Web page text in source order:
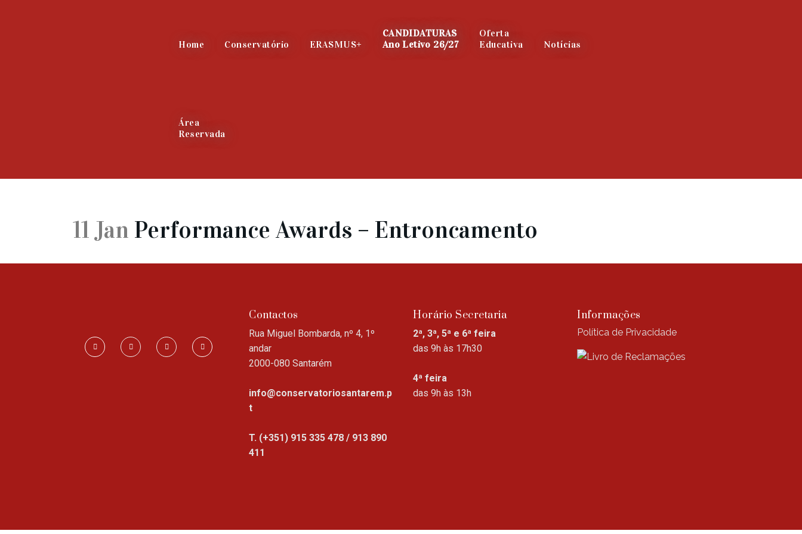
Home Conservatório ERASMUS+
CANDIDATURAS
Ano Letivo 26/27
Oferta
Educativa
Notícias
Área
Reservada
11 Jan Performance Awards – Entroncamento
Contactos
Rua Miguel Bombarda, nº 4, 1º
andar
2000-080 Santarém
info@conservatoriosantarem.p
t
T. (+351) 915 335 478 / 913 890
411
Horário Secretaria
2ª, 3ª, 5ª e 6ª feira
das 9h às 17h30
4ª feira
das 9h às 13h
Informações
Política de Privacidade